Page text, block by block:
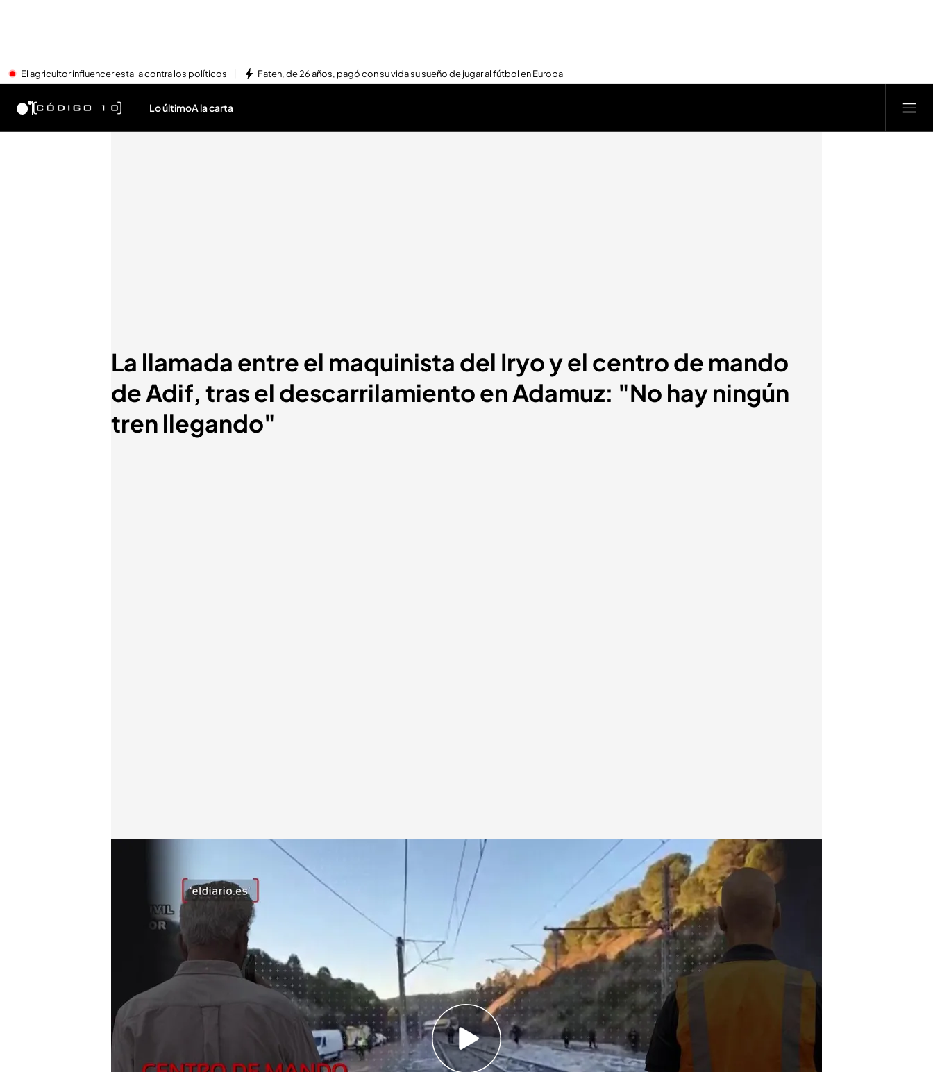
El agricultor influencer estalla contra los políticos Faten, de 26 años, pagó con su vida su sueño de jugar al fútbol en Europa
Lo últimoA la carta
La llamada entre el maquinista del Iryo y el centro de mando
de Adif, tras el descarrilamiento en Adamuz: "No hay ningún
tren llegando"
La conversación entre el maquinista del Iryo con el centro de mando de Adif tras el descarrilamiento
Miguel Salazar
Madrid, 21 ENE 2026 - 01:26h.
La conversación muestra cómo desde Madrid desconocían que el
Alvia Madrid Huelva ya habría chocado contra los tres últimos vagones
del Iryo
Las primeras hipótesis del choque del tren de Rodalies contra un muro
en Gelida (Barcelona): "Tiene pinta de que el agua ha sido